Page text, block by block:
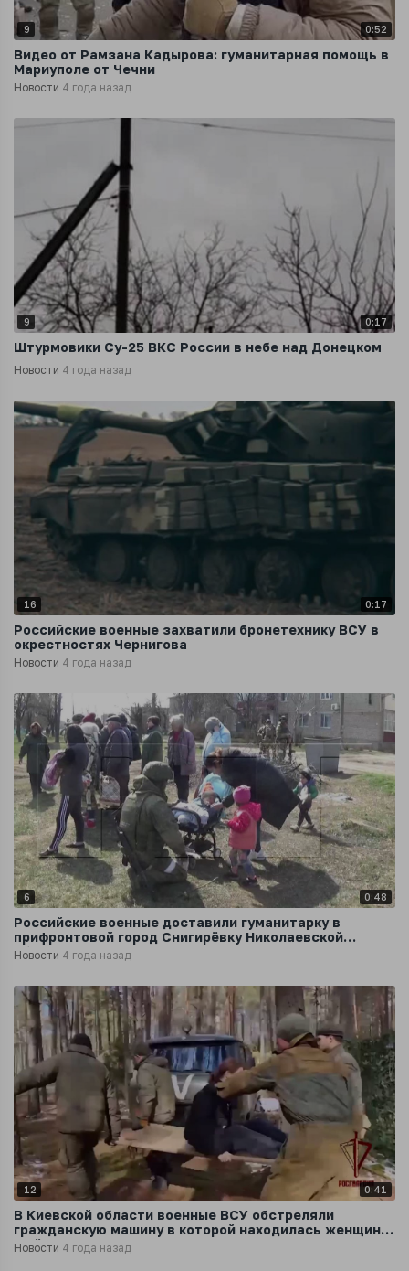
9 0:52
Видео от Рамзана Кадырова: гуманитарная помощь в
Мариуполе от Чечни
Новости 4 года назад
9 0:17
Штурмовики Су-25 ВКС России в небе над Донецком
Новости 4 года назад
16 0:17
Российские военные захватили бронетехнику ВСУ в
окрестностях Чернигова
Новости 4 года назад
6 0:48
Российские военные доставили гуманитарку в
прифронтовой город Снигирёвку Николаевской
области
Новости 4 года назад
12 0:41
В Киевской области военные ВСУ обстреляли
гражданскую машину в которой находилась женщина
и её дочь
Новости 4 года назад